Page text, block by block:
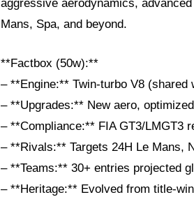
aggressive aerodynamics,
Mans, Spa, and beyond.
**Factbox (50w):**
– **Engine:** Twin-turbo V8 (shared
– **Upgrades:** New aero,
– **Compliance:** FIA GT3/LMGT3
– **Rivals:** Targets 24H Le Mans,
– **Teams:** 30+ entries projected
– **Heritage:** Evolved from title-